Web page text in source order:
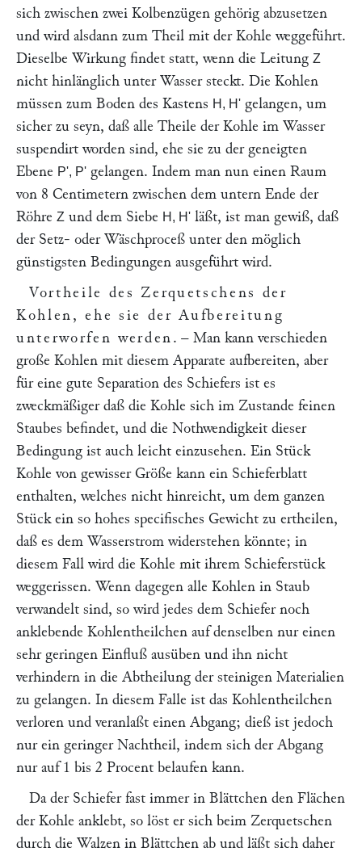
sich zwischen zwei Kolbenzügen gehörig abzusetzen
und wird alsdann zum Theil mit der Kohle weggeführt.
Dieselbe Wirkung findet statt, wenn die Leitung Z
nicht hinlänglich unter Wasser steckt. Die Kohlen
müssen zum Boden des Kastens H, H' gelangen, um
sicher zu seyn, daß alle Theile der Kohle im Wasser
suspendirt worden sind, ehe sie zu der geneigten
Ebene P', P' gelangen. Indem man nun einen Raum
von 8 Centimetern zwischen dem untern Ende der
Röhre Z und dem Siebe H, H' läßt, ist man gewiß, daß
der Setz- oder Wäschproceß unter den möglich
günstigsten Bedingungen ausgeführt wird.
Vortheile des Zerquetschens der
Kohlen, ehe sie der Aufbereitung
unterworfen werden . – Man kann verschieden
große Kohlen mit diesem Apparate aufbereiten, aber
für eine gute Separation des Schiefers ist es
zweckmäßiger daß die Kohle sich im Zustande feinen
Staubes befindet, und die Nothwendigkeit dieser
Bedingung ist auch leicht einzusehen. Ein Stück
Kohle von gewisser Größe kann ein Schieferblatt
enthalten, welches nicht hinreicht, um dem ganzen
Stück ein so hohes specifisches Gewicht zu ertheilen,
daß es dem Wasserstrom widerstehen könnte; in
diesem Fall wird die Kohle mit ihrem Schieferstück
weggerissen. Wenn dagegen alle Kohlen in Staub
verwandelt sind, so wird jedes dem Schiefer noch
anklebende Kohlentheilchen auf denselben nur einen
sehr geringen Einfluß ausüben und ihn nicht
verhindern in die Abtheilung der steinigen Materialien
zu gelangen. In diesem Falle ist das Kohlentheilchen
verloren und veranlaßt einen Abgang; dieß ist jedoch
nur ein geringer Nachtheil, indem sich der Abgang
nur auf 1 bis 2 Procent belaufen kann.
Da der Schiefer fast immer in Blättchen den Flächen
der Kohle anklebt, so löst er sich beim Zerquetschen
durch die Walzen in Blättchen ab und läßt sich daher